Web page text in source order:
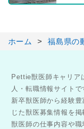
ホーム 福島県の
Pettie獣医師キャリア
人・転職情報サイトで
新卒獣医師から経験
じた獣医募集情報を掲
獣医師の仕事内容や職